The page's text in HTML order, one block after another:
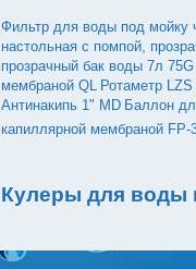
Фильтр для воды под мойку
настольная с помпой,
прозрачный бак воды 7л
мембраной QL Ротаметр
Антинакипь 1" MD Баллон
капиллярной мембраной FP-
Кулеры для воды